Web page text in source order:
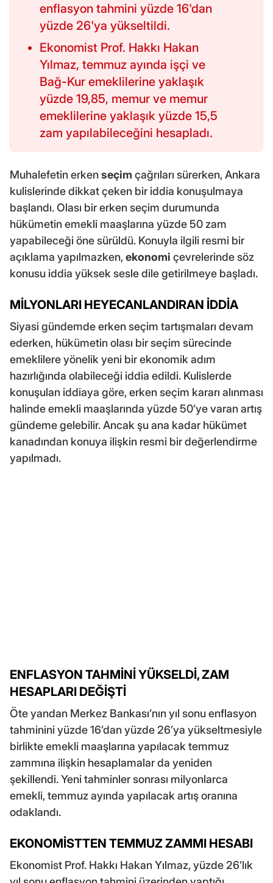
enflasyon tahmini yüzde 16'dan
yüzde 26'ya yükseltildi.
Ekonomist Prof. Hakkı Hakan
Yılmaz, temmuz ayında işçi ve
Bağ-Kur emeklilerine yaklaşık
yüzde 19,85, memur ve memur
emeklilerine yaklaşık yüzde 15,5
zam yapılabileceğini hesapladı.
Muhalefetin erkenseçim çağrıları sürerken, Ankara
kulislerinde dikkat çeken bir iddia konuşulmaya
başlandı. Olası bir erken seçim durumunda
hükümetin emekli maaşlarına yüzde 50 zam
yapabileceği öne sürüldü. Konuyla ilgili resmi bir
açıklama yapılmazken,ekonomi çevrelerinde söz
konusu iddia yüksek sesle dile getirilmeye başladı.
MİLYONLARI HEYECANLANDIRAN İDDİA
Siyasi gündemde erken seçim tartışmaları devam
ederken, hükümetin olası bir seçim sürecinde
emeklilere yönelik yeni bir ekonomik adım
hazırlığında olabileceği iddia edildi. Kulislerde
konuşulan iddiaya göre, erken seçim kararı alınması
halinde emekli maaşlarında yüzde 50’ye varan artış
gündeme gelebilir. Ancak şu ana kadar hükümet
kanadından konuya ilişkin resmi bir değerlendirme
yapılmadı.
ENFLASYON TAHMİNİ YÜKSELDİ, ZAM
HESAPLARI DEĞİŞTİ
Öte yandan Merkez Bankası’nın yıl sonu enflasyon
tahminini yüzde 16’dan yüzde 26’ya yükseltmesiyle
birlikte emekli maaşlarına yapılacak temmuz
zammına ilişkin hesaplamalar da yeniden
şekillendi. Yeni tahminler sonrası milyonlarca
emekli, temmuz ayında yapılacak artış oranına
odaklandı.
EKONOMİSTTEN TEMMUZ ZAMMI HESABI
Ekonomist Prof. Hakkı Hakan Yılmaz, yüzde 26’lık